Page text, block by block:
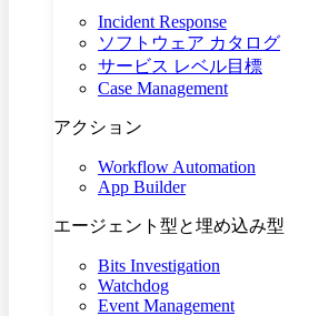
Incident Response
ソフトウェア カタログ
サービス レベル目標
Case Management
アクション
Workflow Automation
App Builder
エージェント型と埋め込み型
Bits Investigation
Watchdog
Event Management